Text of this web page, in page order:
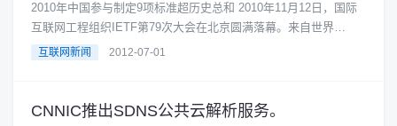
2010年中国参与制定9项标准超历史总和 2010年11月12日，国际
互联网工程组织IETF第79次大会在北京圆满落幕。来自世界
52......
互联网新闻 2012-07-01
CNNIC推出SDNS公共云解析服务。